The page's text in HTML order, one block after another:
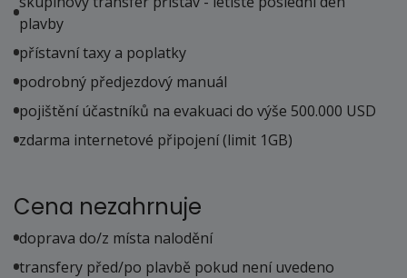
plavby
přístavní taxy a poplatky
podrobný předjezdový manuál
pojištění účastníků na evakuaci do výše 500.000 USD
zdarma internetové připojení (limit 1GB)
Cena nezahrnuje
doprava do/z místa nalodění
transfery před/po plavbě pokud není uvedeno